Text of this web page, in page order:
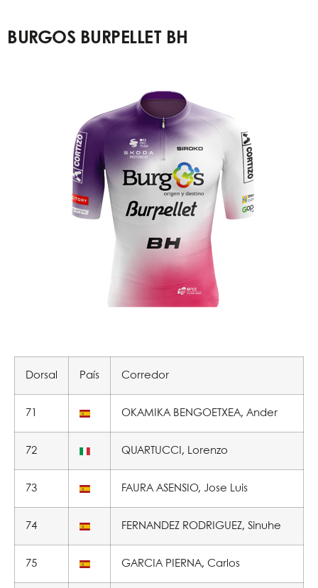
BURGOS BURPELLET BH
Dorsal País Corredor
71 OKAMIKA BENGOETXEA, Ander
72 QUARTUCCI, Lorenzo
73 FAURA ASENSIO, Jose Luis
74 FERNANDEZ RODRIGUEZ, Sinuhe
75 GARCIA PIERNA, Carlos